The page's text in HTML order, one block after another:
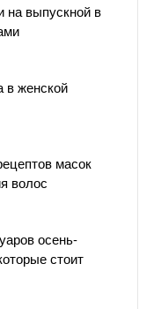
на выпускной в
в женской
масок
волос
осень-
стоит